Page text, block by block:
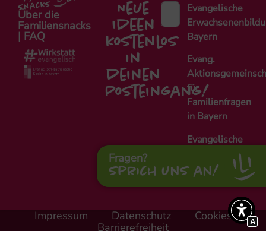
Über die
Familiensnacks
| FAQ
Neue
Ideen
kostenlos
in
deinen
Posteingang!
Evangelische
Bayern
Evang.
für
Familienfragen
in Bayern
Evangelische
Alleinerziehende
Impressum Datenschutz
Cookies
Barrierefreiheit
Fragen?
Sprich uns an!
A